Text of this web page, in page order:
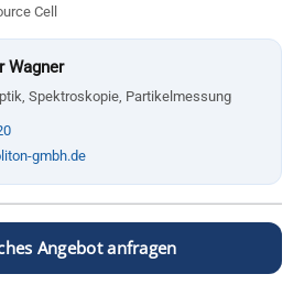
Cell
Wagner
Spektroskopie, Partikelmessung
gmbh.de
Angebot anfragen